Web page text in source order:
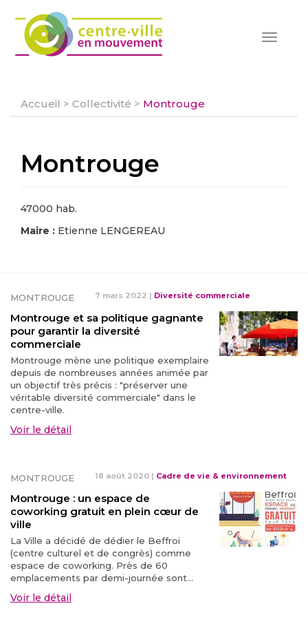
Toggle
Accueil > Collectivité > Montrouge
Montrouge
47000 hab.
Maire : Etienne LENGEREAU
MONTROUGE 7 mars 2022 | Diversité commerciale
Montrouge et sa politique gagnante
pour garantir la diversité
commerciale
Montrouge mène une politique exemplaire
depuis de nombreuses années animée par
un objectif très précis : "préserver une
véritable diversité commerciale" dans le
centre-ville.
Voir le détail
MONTROUGE 18 août 2020 | Cadre de vie & environnement
Montrouge : un espace de
coworking gratuit en plein cœur de
ville
La Ville a décidé de dédier le Beffroi
(centre culturel et de congrès) comme
espace de coworking. Près de 60
emplacements par demi-journée sont...
Voir le détail